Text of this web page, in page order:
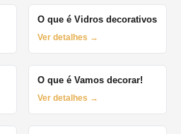
O que é Vidros decorativos
Ver detalhes →
O que é Vamos decorar!
Ver detalhes →